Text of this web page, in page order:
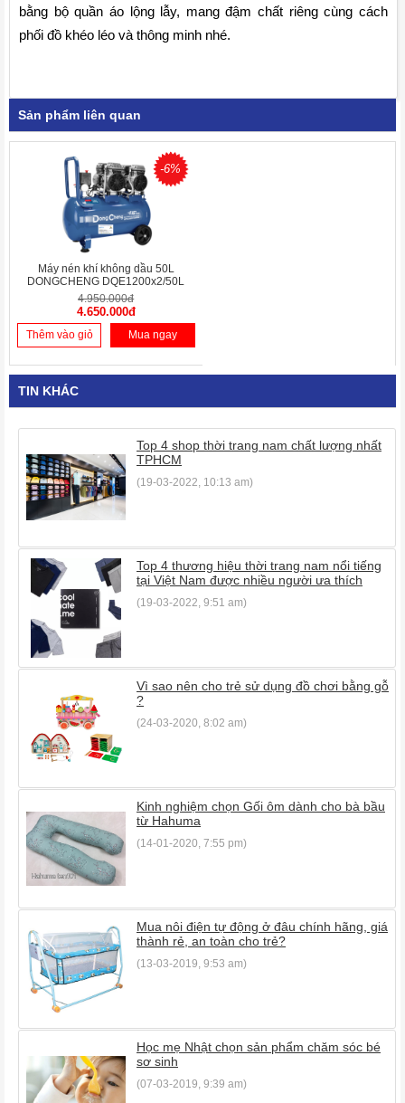
bằng bộ quần áo lộng lẫy, mang đậm chất riêng cùng cách
phối đồ khéo léo và thông minh nhé.
Sản phẩm liên quan
-6%
Máy nén khí không dầu 50L
DONGCHENG DQE1200x2/50L
4.950.000đ
4.650.000đ
Thêm vào giỏ Mua ngay
TIN KHÁC
Top 4 shop thời trang nam chất lượng nhất
TPHCM
(19-03-2022, 10:13 am)
Top 4 thương hiệu thời trang nam nổi tiếng
tại Việt Nam được nhiều người ưa thích
(19-03-2022, 9:51 am)
Vì sao nên cho trẻ sử dụng đồ chơi bằng gỗ
?
(24-03-2020, 8:02 am)
Kinh nghiệm chọn Gối ôm dành cho bà bầu
từ Hahuma
(14-01-2020, 7:55 pm)
Mua nôi điện tự động ở đâu chính hãng, giá
thành rẻ, an toàn cho trẻ?
(13-03-2019, 9:53 am)
Học mẹ Nhật chọn sản phẩm chăm sóc bé
sơ sinh
(07-03-2019, 9:39 am)